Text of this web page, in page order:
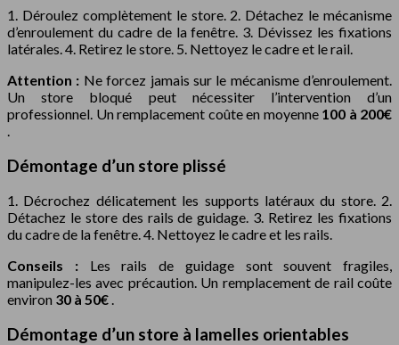
1. Déroulez complètement le store. 2. Détachez le mécanisme
d’enroulement du cadre de la fenêtre. 3. Dévissez les fixations
latérales. 4. Retirez le store. 5. Nettoyez le cadre et le rail.
Attention : Ne forcez jamais sur le mécanisme d’enroulement.
Un store bloqué peut nécessiter l’intervention d’un
professionnel. Un remplacement coûte en moyenne 100 à 200€
.
Démontage d’un store plissé
1. Décrochez délicatement les supports latéraux du store. 2.
Détachez le store des rails de guidage. 3. Retirez les fixations
du cadre de la fenêtre. 4. Nettoyez le cadre et les rails.
Conseils : Les rails de guidage sont souvent fragiles,
manipulez-les avec précaution. Un remplacement de rail coûte
environ 30 à 50€ .
Démontage d’un store à lamelles orientables